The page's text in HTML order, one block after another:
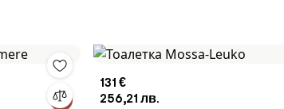
131 €
256,21 лв.